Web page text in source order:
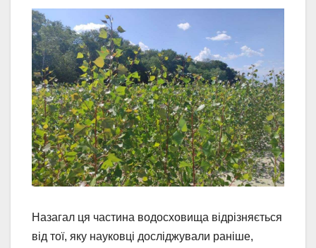
Назагал ця частина водосховища відрізняється
від тої, яку науковці досліджували раніше,